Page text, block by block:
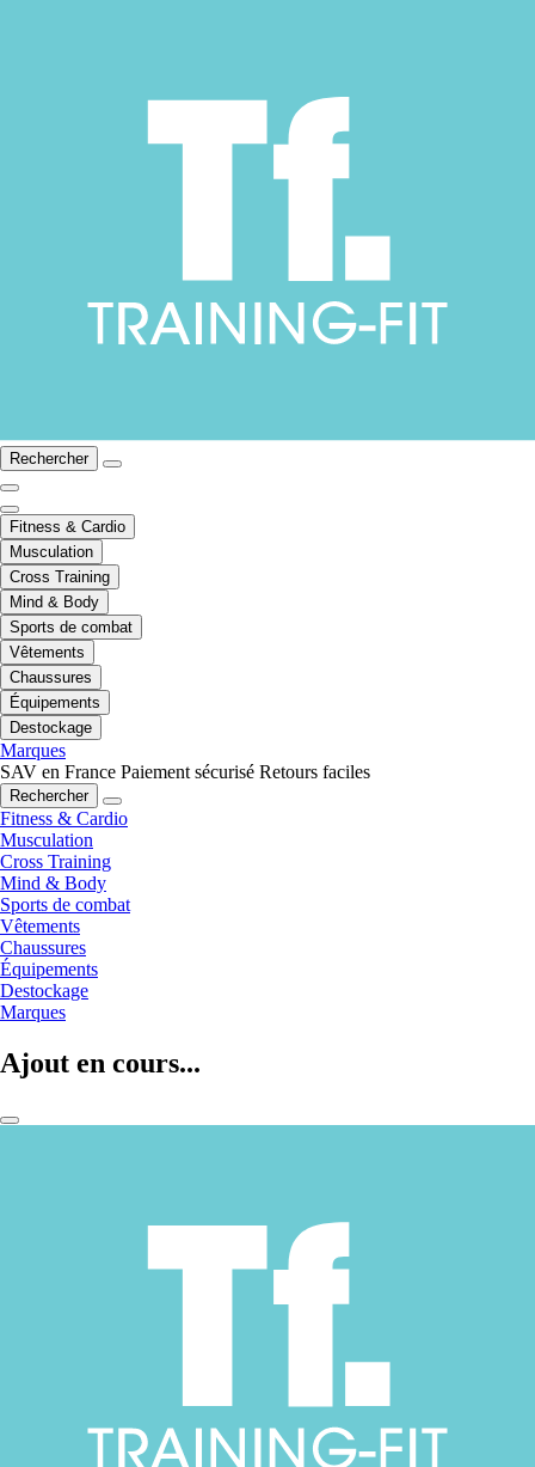
Rechercher
Fitness & Cardio
Musculation
Cross Training
Mind & Body
Sports de combat
Vêtements
Chaussures
Équipements
Destockage
Marques
SAV en France Paiement sécurisé Retours faciles
Rechercher
Fitness & Cardio
Musculation
Cross Training
Mind & Body
Sports de combat
Vêtements
Chaussures
Équipements
Destockage
Marques
Ajout en cours...